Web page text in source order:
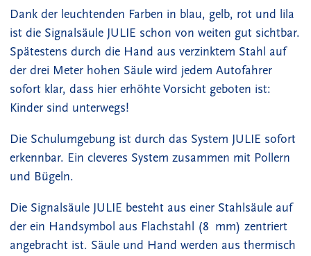
Dank der leuchtenden Farben in blau, gelb, rot und lila
ist die Signalsäule JULIE schon von weiten gut sichtbar.
Spätestens durch die Hand aus verzinktem Stahl auf
der drei Meter hohen Säule wird jedem Autofahrer
sofort klar, dass hier erhöhte Vorsicht geboten ist:
Kinder sind unterwegs!
Die Schulumgebung ist durch das System JULIE sofort
erkennbar. Ein cleveres System zusammen mit Pollern
und Bügeln.
Die Signalsäule JULIE besteht aus einer Stahlsäule auf
der ein Handsymbol aus Flachstahl (8 mm) zentriert
angebracht ist. Säule und Hand werden aus thermisch